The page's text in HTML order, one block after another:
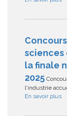
sciences
la finale
2025
l'industrie
En savoir plus